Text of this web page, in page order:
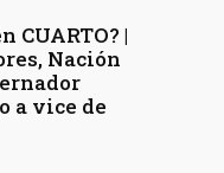
CUARTO? |
Nación
a vice de